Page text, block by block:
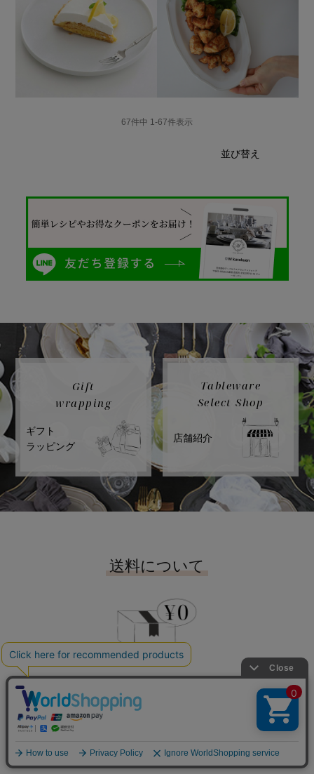
並び替え
67件中 1-67件表示
Gift
wrapping
ギフト
ラッピング
Tableware
Select Shop
店舗紹介
送料について
16,500
送料無料
配送について